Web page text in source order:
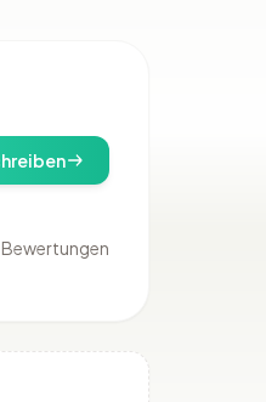
Bewertungen